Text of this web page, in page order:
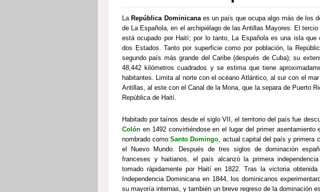
La República Dominicanaes un país que ocupa algo más de los
de La Española, en el archipiélago de las Antillas Mayores. El
está ocupado por Haití; por lo tanto, La Española es una isla que
dos Estados. Tanto por superficie como por población, la
segundo país más grande del Caribe (después de Cuba); su
48,442 kilómetros cuadrados y se estima que tiene
habitantes. Limita al norte con el océano Atlántico, al sur con el
Antillas, al este con el Canal de la Mona, que la separa de Puerto
República de Haití.
Habitado por taínos desde el siglo VII, el territorio del país fue
Colón en 1492 convirtiéndose en el lugar del primer asentamiento
nombrado como Santo Domingo, actual capital del país y primera
el Nuevo Mundo. Después de tres siglos de dominación
franceses y haitianos, el país alcanzó la primera
tomado rápidamente por Haití en 1822. Tras la victoria
Independencia Dominicana en 1844, los dominicanos
su mayoría internas, y también un breve regreso de la dominación